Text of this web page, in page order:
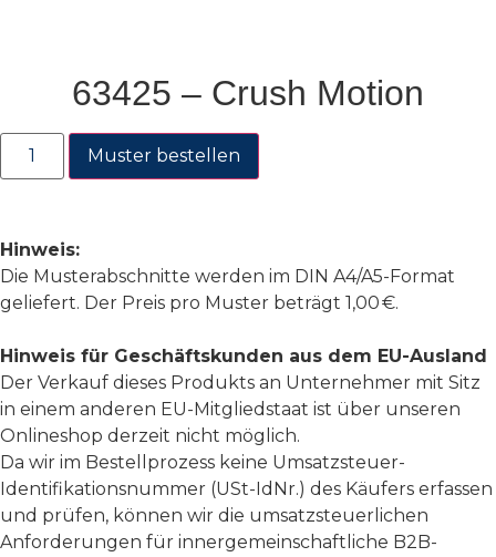
63425 – Crush Motion
Muster bestellen
Hinweis:
Die Musterabschnitte werden im DIN A4/A5-Format
geliefert. Der Preis pro Muster beträgt 1,00 €.
Hinweis für Geschäftskunden aus dem EU-Ausland
Der Verkauf dieses Produkts an Unternehmer mit Sitz
in einem anderen EU-Mitgliedstaat ist über unseren
Onlineshop derzeit nicht möglich.
Da wir im Bestellprozess keine Umsatzsteuer-
Identifikationsnummer (USt-IdNr.) des Käufers erfassen
und prüfen, können wir die umsatzsteuerlichen
Anforderungen für innergemeinschaftliche B2B-